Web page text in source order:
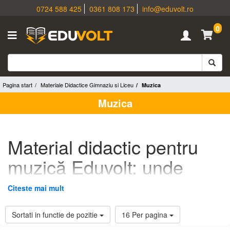
0724 588 425 0361 808 173
info@eduvolt.ro
0
Pagina start Materiale Didactice Gimnaziu si Liceu Muzica
Muzica
Material didactic pentru
muzică Eduvolt: unde
găsești portativ muzical și
note pentru sala de
Citeste mai mult
Sortati in functie de pozitie 16 Per pagina